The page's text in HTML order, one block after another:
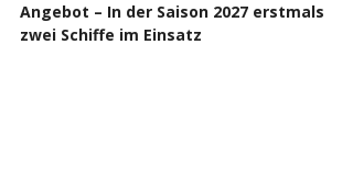
Angebot – In der Saison 2027 erstmals
zwei Schiffe im Einsatz